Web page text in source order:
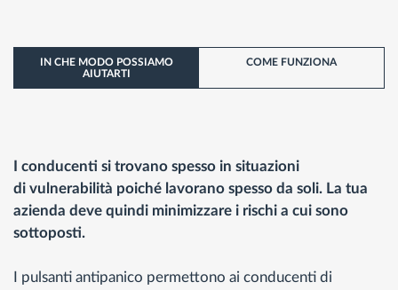
IN CHE MODO POSSIAMO
AIUTARTI
COME FUNZIONA
I conducenti si trovano spesso in situazioni
di vulnerabilità poiché lavorano spesso da soli. La tua
azienda deve quindi minimizzare i rischi a cui sono
sottoposti.
I pulsanti antipanico permettono ai conducenti di